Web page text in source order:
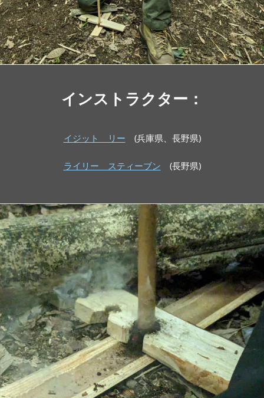
インストラクター：
イジット リー (兵庫県、長野県)
ライリー スティーブン (長野県)